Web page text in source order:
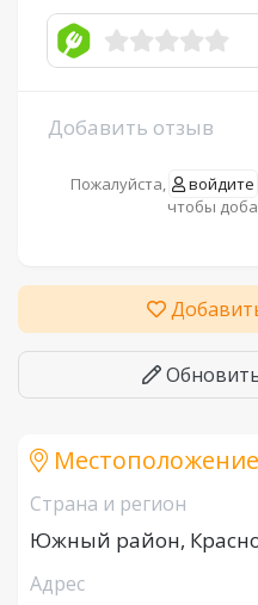
Добавить отзыв
Пожалуйста, войдите
чтобы
Местоположение
Страна и регион
Южный район,
Адрес